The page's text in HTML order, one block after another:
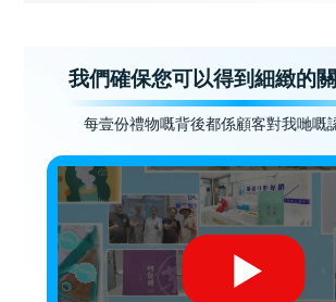
我們確保您可以得到細緻的
每壹份禮物嘅背後都係顧客對我哋嘅